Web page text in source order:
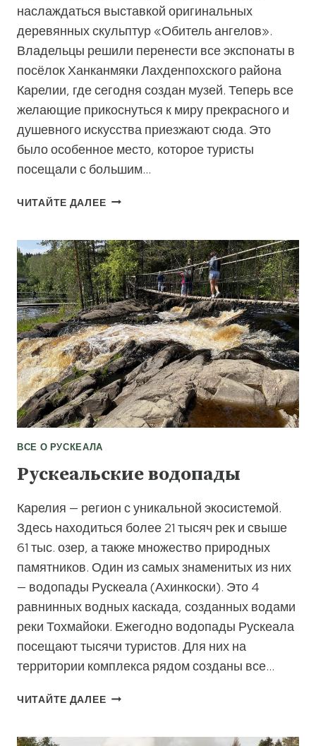
наслаждаться выставкой оригинальных
деревянных скульптур «Обитель ангелов».
Владельцы решили перенести все экспонаты в
посёлок Ханканмяки Лахденпохского района
Карелии, где сегодня создан музей. Теперь все
желающие прикоснуться к миру прекрасного и
душевного искусства приезжают сюда. Это
было особенное место, которое туристы
посещали с большим…
ЧИТАЙТЕ ДАЛЕЕМУЗЕЙ
ВСЕ О РУСКЕАЛА
Рускеальские водопады
Карелия — регион с уникальной экосистемой.
Здесь находиться более 21 тысяч рек и свыше
61 тыс. озер, а также множество природных
памятников. Один из самых знаменитых из них
— водопады Рускеала (Ахинкоски). Это 4
равнинных водных каскада, созданных водами
реки Тохмайоки. Ежегодно водопады Рускеала
посещают тысячи туристов. Для них на
территории комплекса рядом созданы все…
ЧИТАЙТЕ ДАЛЕЕРУСКЕАЛЬСКИЕ